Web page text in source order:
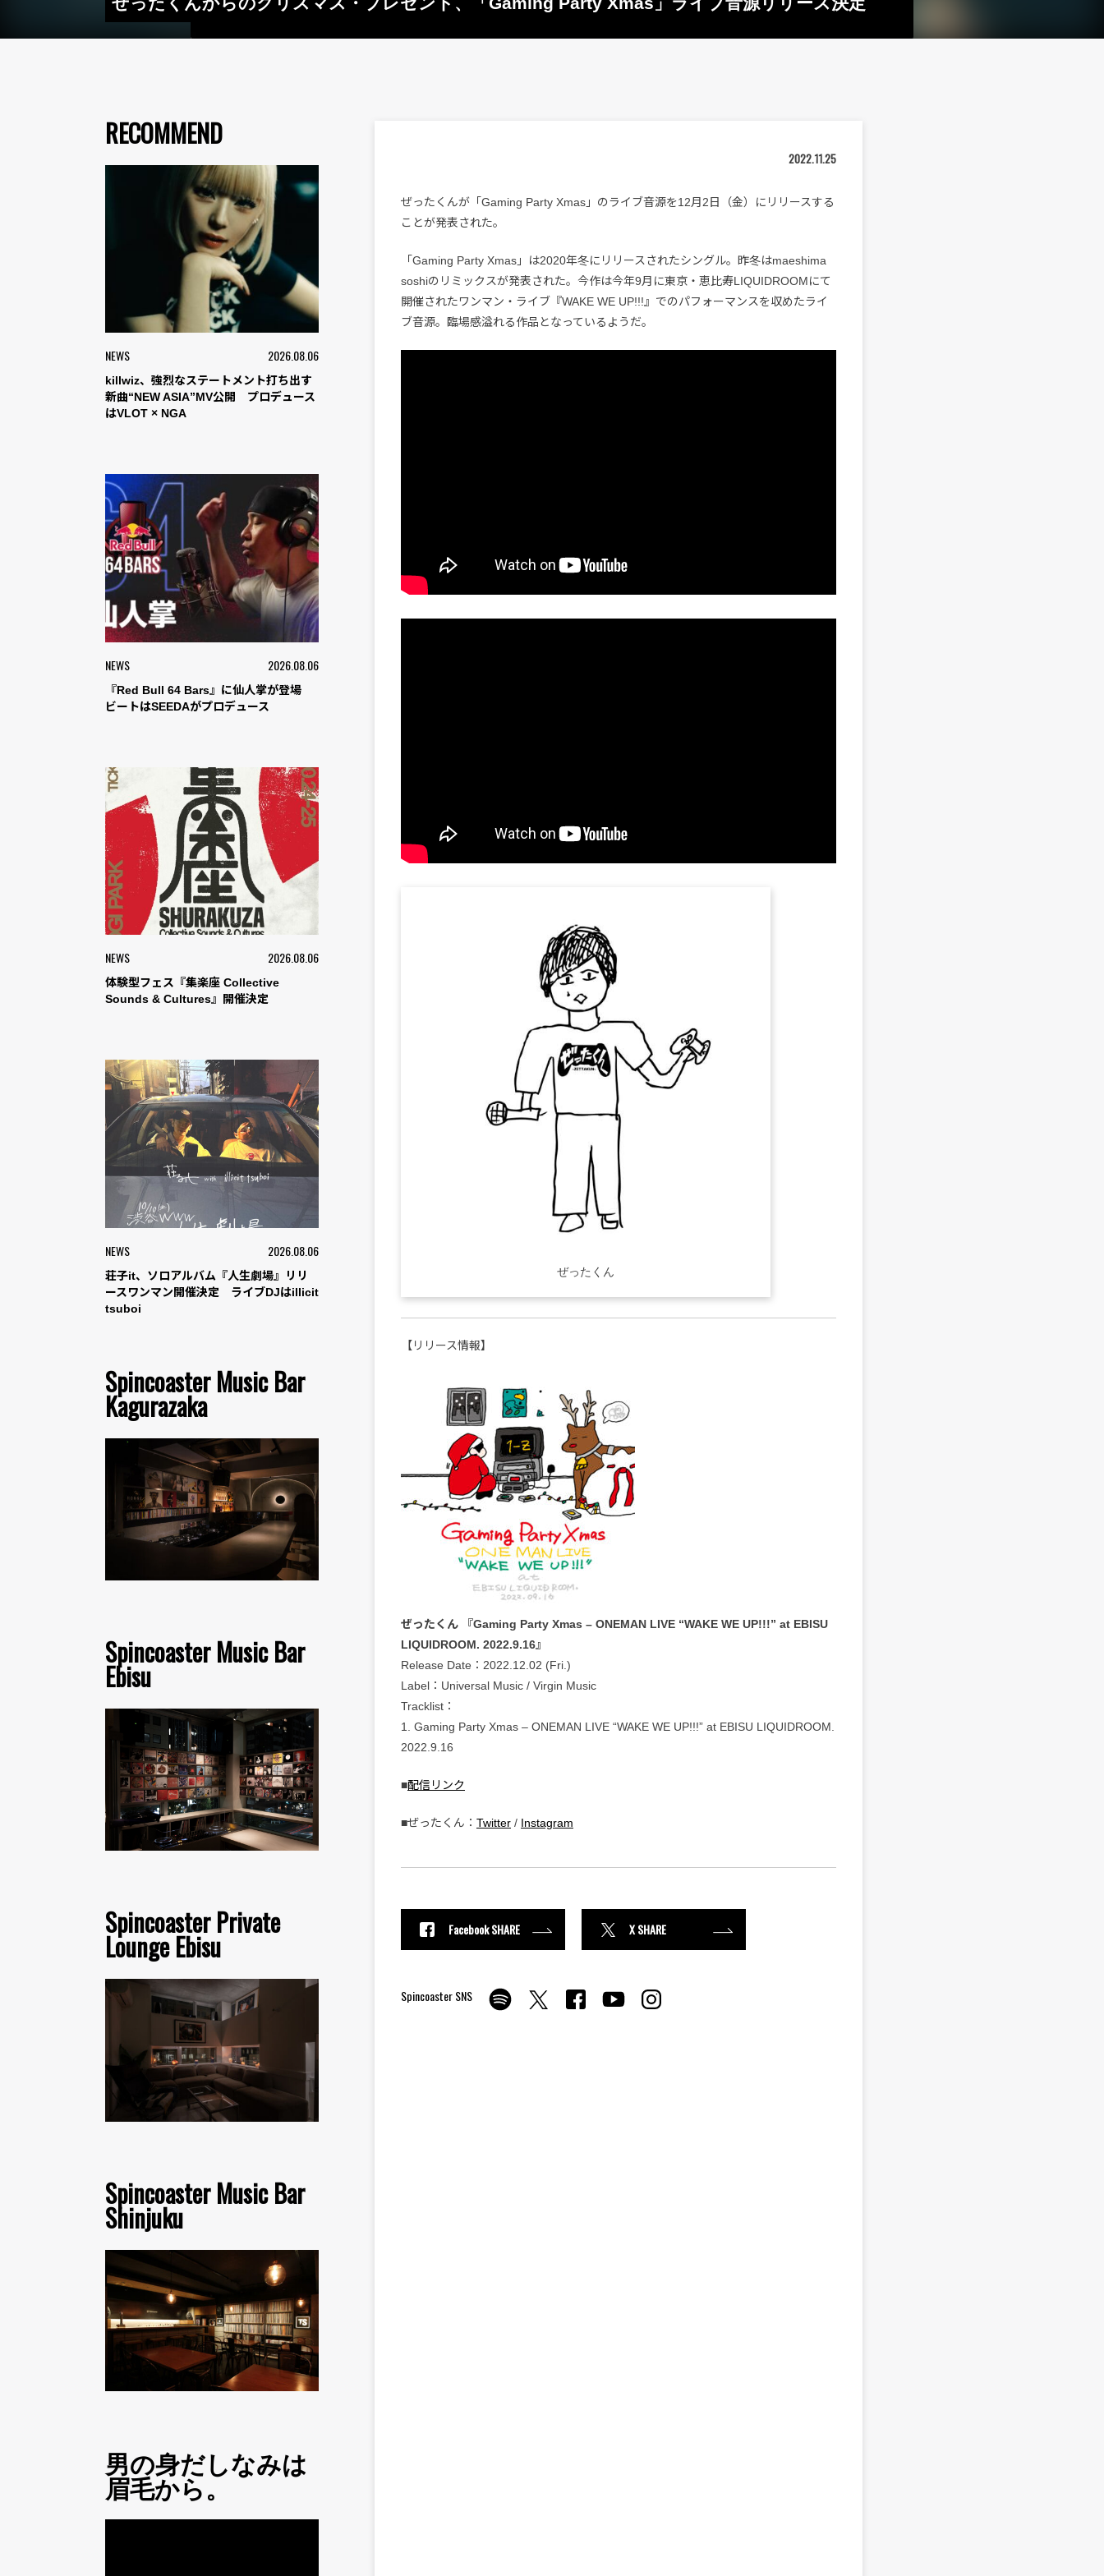
RECOMMEND
NEWS 2026.08.06
killwiz、強烈なステートメント打ち出す
新曲“NEW ASIA”MV公開 プロデュース
はVLOT × NGA
NEWS 2026.08.06
『Red Bull 64 Bars』に仙人掌が登場
ビートはSEEDAがプロデュース
NEWS 2026.08.06
体験型フェス『集楽座 Collective
Sounds & Cultures』開催決定
NEWS 2026.08.06
荘子it、ソロアルバム『人生劇場』リリ
ースワンマン開催決定 ライブDJはillicit
tsuboi
Spincoaster Music Bar
Kagurazaka
Spincoaster Music Bar
Ebisu
Spincoaster Private
Lounge Ebisu
Spincoaster Music Bar
Shinjuku
男の身だしなみは
眉毛から。
2022.11.25
ぜったくんが「Gaming Party Xmas」のライブ音源を12月2日（金）にリリースする
ことが発表された。
「Gaming Party Xmas」は2020年冬にリリースされたシングル。昨冬はmaeshima
soshiのリミックスが発表された。今作は今年9月に東京・恵比寿LIQUIDROOMにて
開催されたワンマン・ライブ『WAKE WE UP!!!』でのパフォーマンスを収めたライ
ブ音源。臨場感溢れる作品となっているようだ。
ぜったくん
【リリース情報】
ぜったくん 『Gaming Party Xmas – ONEMAN LIVE “WAKE WE UP!!!” at EBISU
LIQUIDROOM. 2022.9.16』
Release Date：2022.12.02 (Fri.)
Label：Universal Music / Virgin Music
Tracklist：
1. Gaming Party Xmas – ONEMAN LIVE “WAKE WE UP!!!” at EBISU LIQUIDROOM.
2022.9.16
■配信リンク
■ぜったくん： Twitter / Instagram
Facebook SHARE X SHARE
Spincoaster SNS